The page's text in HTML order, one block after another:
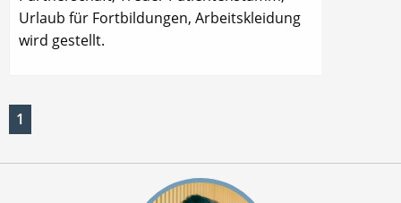
Urlaub für Fortbildungen, Arbeitskleidung
wird gestellt.
1